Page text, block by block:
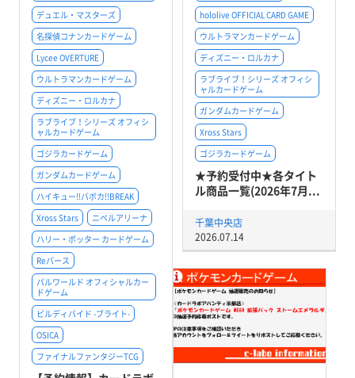
デュエル・マスターズ
名探偵コナンカードゲーム
Lycee OVERTURE
ウルトラマンカードゲーム
ディズニー・ロルカナ
ラブライブ！シリーズ オフィシ
ャルカードゲーム
ゴジラカードゲーム
ガンダムカードゲーム
ハイキュー!!バボカ!!BREAK
Xross Stars
ニベルアリーナ
ハリー・ポッター カードゲーム
Reバース
パルワールド オフィシャルカー
ドゲーム
ビルディバイド -ブライト-
OSICA
ファイナルファンタジーTCG
hololive OFFICIAL CARD GAME
ウルトラマンカードゲーム
ディズニー・ロルカナ
ラブライブ！シリーズ オフィシ
ャルカードゲーム
ガンダムカードゲーム
Xross Stars
ゴジラカードゲーム
★予約受付中★各タイト
ル商品一覧(2026年7月...
千葉中央店
2026.07.14